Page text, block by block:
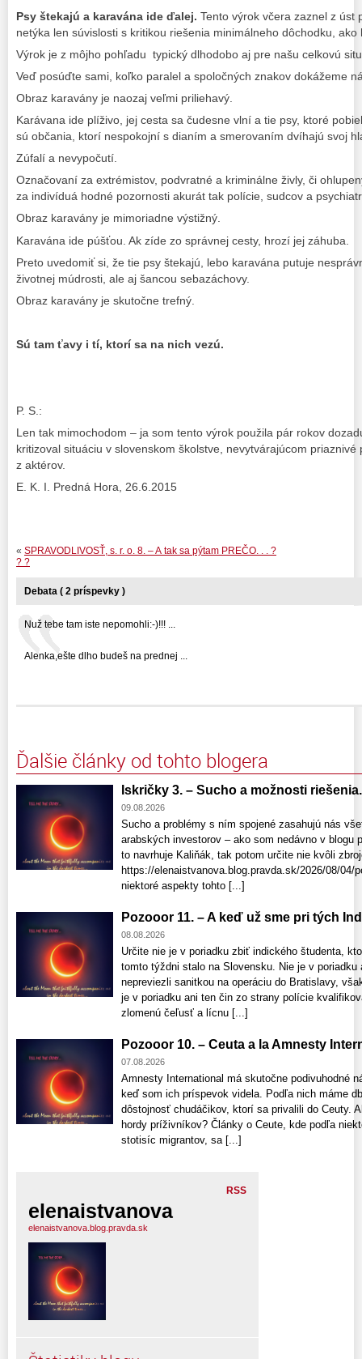
Psy štekajú a karavána ide ďalej. Tento výrok včera zaznel z úst
netýka len súvislosti s kritikou riešenia minimálneho dôchodku, ako
Výrok je z môjho pohľadu typický dlhodobo aj pre našu celkovú
Veď posúďte sami, koľko paralel a spoločných znakov dokážeme
Obraz karavány je naozaj veľmi priliehavý.
Karávana ide plíživo, jej cesta sa čudesne vlní a tie psy, ktoré
sú občania, ktorí nespokojní s dianím a smerovaním dvíhajú svoj
Zúfalí a nevypočutí.
Označovaní za extrémistov, podvratné a kriminálne živly, či
za indivíduá hodné pozornosti akurát tak polície, sudcov a
Obraz karavány je mimoriadne výstižný.
Karavána ide púšťou. Ak zíde zo správnej cesty, hrozí jej záhuba.
Preto uvedomiť si, že tie psy štekajú, lebo karavána putuje
životnej múdrosti, ale aj šancou sebazáchovy.
Obraz karavány je skutočne trefný.
Sú tam ťavy i tí, ktorí sa na nich vezú.
P. S.:
Len tak mimochodom – ja som tento výrok použila pár rokov
kritizoval situáciu v slovenskom školstve, nevytvárajúcom
z aktérov.
E. K. I. Predná Hora, 26.6.2015
« SPRAVODLIVOSŤ, s. r. o. 8. – A tak sa pýtam PREČO. . . ?
? ?
Debata ( 2 príspevky )
Nuž tebe tam iste nepomohli:-)!!! ...
Alenka,ešte dlho budeš na prednej ...
Ďalšie články od tohto blogera
Iskričky 3. – Sucho a možnosti
09.08.2026
Sucho a problémy s ním spojené zasahujú nás
arabských investorov – ako som nedávno v
to navrhuje Kaliňák, tak potom určite nie kvôli
https://elenaistvanova.blog.pravda.sk/2026/08/04/
niektoré aspekty tohto [...]
Pozooor 11. – A keď už sme pri tých
08.08.2026
Určite nie je v poriadku zbiť indického študenta,
tomto týždni stalo na Slovensku. Nie je v
nepreviezli sanitkou na operáciu do Bratislavy,
je v poriadku ani ten čin zo strany polície
zlomenú čeľusť a lícnu [...]
Pozooor 10. – Ceuta a la Amnesty
07.08.2026
Amnesty International má skutočne podivuhodné
keď som ich príspevok videla. Podľa nich máme
dôstojnosť chudáčikov, ktorí sa privalili do Ceuty.
hordy príživníkov? Články o Ceute, kde podľa
stotisíc migrantov, sa [...]
RSS
elenaistvanova
elenaistvanova.blog.pravda.sk